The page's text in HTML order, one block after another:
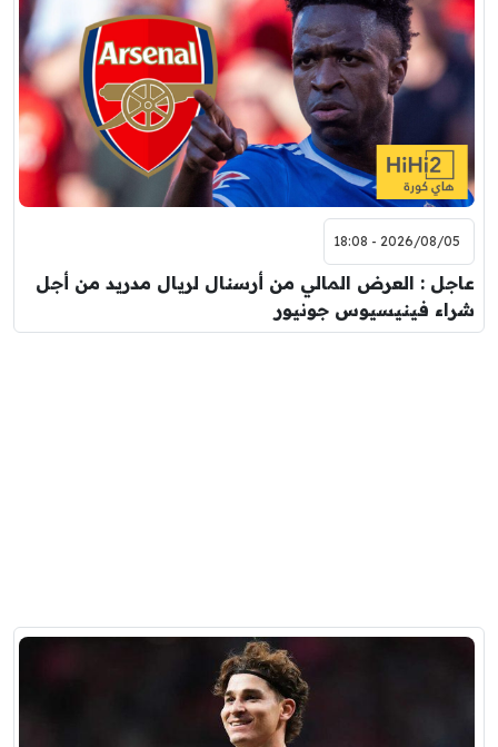
2026/08/05 - 18:08
عاجل : العرض المالي من أرسنال لريال مدريد من أجل
شراء فينيسيوس جونيور